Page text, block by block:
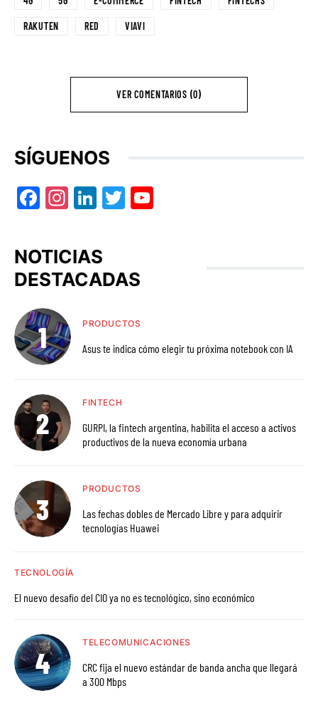
RAKUTEN RED VIAVI
VER COMENTARIOS (0)
SÍGUENOS
Facebook
Instagram
LinkedIn
Twitter
NOTICIAS
DESTACADAS
PRODUCTOS
Asus te indica cómo elegir tu próxima notebook con IA
FINTECH
GURPI, la fintech argentina, habilita el acceso a activos
productivos de la nueva economía urbana
PRODUCTOS
Las fechas dobles de Mercado Libre y para adquirir
tecnologías Huawei
TECNOLOGÍA
El nuevo desafío del CIO ya no es tecnológico, sino económico
TELECOMUNICACIONES
CRC fija el nuevo estándar de banda ancha que llegará
a 300 Mbps